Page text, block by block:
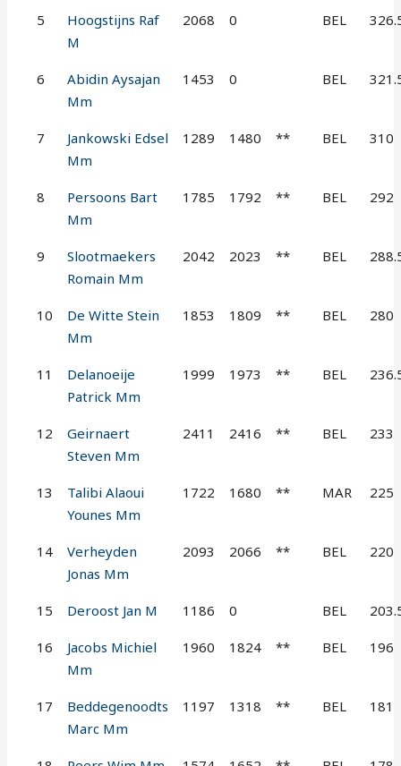
5
Hoogstijns Raf
M
2068 0 BEL
6
Abidin Aysajan
Mm
1453 0 BEL
7
Jankowski Edsel
Mm
1289 1480 ** BEL 310
8
Persoons Bart
Mm
1785 1792 ** BEL 292
9
Slootmaekers
Romain Mm
2042 2023 ** BEL
10
De Witte Stein
Mm
1853 1809 ** BEL 280
11
Delanoeije
Patrick Mm
1999 1973 ** BEL
12
Geirnaert
Steven Mm
2411 2416 ** BEL 233
13
Talibi Alaoui
Younes Mm
1722 1680 ** MAR 225
14
Verheyden
Jonas Mm
2093 2066 ** BEL 220
15 Deroost Jan M 1186 0 BEL
16
Jacobs Michiel
Mm
1960 1824 ** BEL 196
17
Beddegenoodts
Marc Mm
1197 1318 ** BEL 181